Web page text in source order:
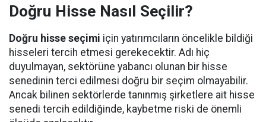
Doğru Hisse Nasıl Seçilir?
Doğru hisse seçimi için yatırımcıların öncelikle bildiği
hisseleri tercih etmesi gerekecektir. Adı hiç
duyulmayan, sektörüne yabancı olunan bir hisse
senedinin terci edilmesi doğru bir seçim olmayabilir.
Ancak bilinen sektörlerde tanınmış şirketlere ait hisse
senedi tercih edildiğinde, kaybetme riski de önemli